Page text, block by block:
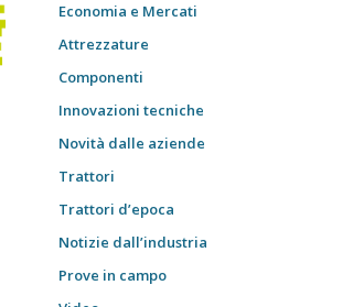
Economia e Mercati
Attrezzature
Componenti
Innovazioni tecniche
Novità dalle aziende
Trattori
Trattori d’epoca
Notizie dall’industria
Prove in campo